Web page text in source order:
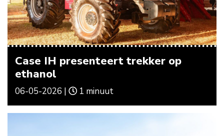
Case IH presenteert trekker op
ethanol
06-05-2026 | 1 minuut